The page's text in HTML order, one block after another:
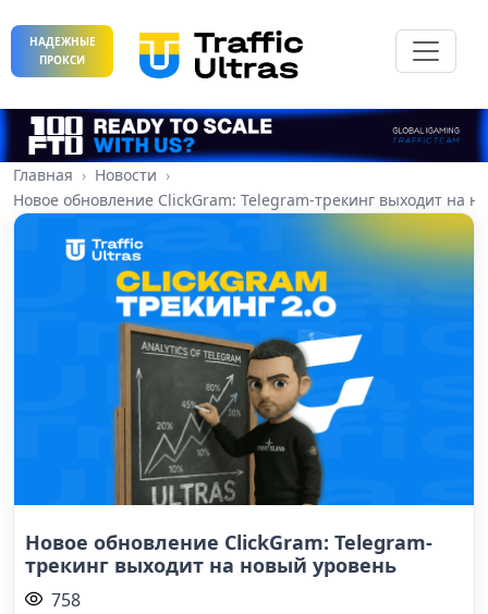
НАДЕЖНЫЕ
ПРОКСИ
Главная
Новости
Новое обновление ClickGram: Telegram-трекинг выходит на
Новое обновление ClickGram: Telegram-
трекинг выходит на новый уровень
758